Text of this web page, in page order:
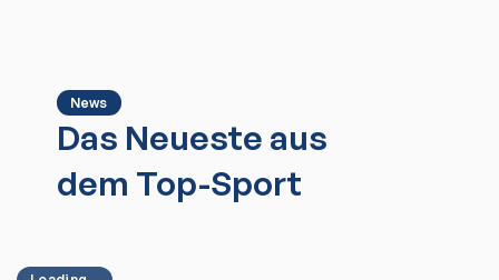
News
Das Neueste aus
dem Top-Sport